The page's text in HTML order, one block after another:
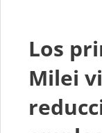
Los
Milei